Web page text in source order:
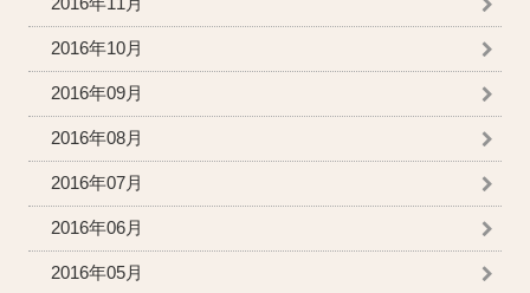
2016年10月
2016年09月
2016年08月
2016年07月
2016年06月
2016年05月